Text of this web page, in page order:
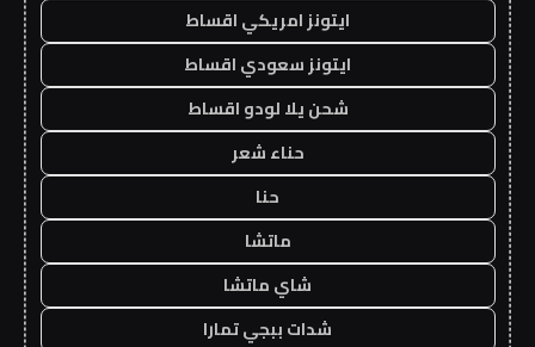
ايتونز امريكي اقساط
ايتونز سعودي اقساط
شحن يلا لودو اقساط
حناء شعر
حنا
ماتشا
شاي ماتشا
شدات ببجي تمارا